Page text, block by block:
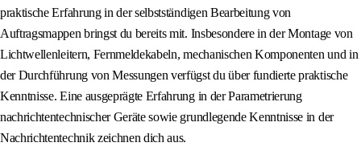
praktische Erfahrung in der selbstständigen Bearbeitung von
Auftragsmappen bringst du bereits mit. Insbesondere in der Montage von
Lichtwellenleitern, Fernmeldekabeln, mechanischen Komponenten und in
der Durchführung von Messungen verfügst du über fundierte praktische
Kenntnisse. Eine ausgeprägte Erfahrung in der Parametrierung
nachrichtentechnischer Geräte sowie grundlegende Kenntnisse in der
Nachrichtentechnik zeichnen dich aus.